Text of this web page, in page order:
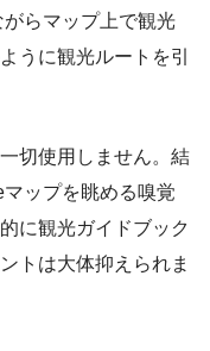
らマップ上で観光
うに観光ルートを引
切使用しません。結
ップを眺める嗅覚
に観光ガイドブック
トは大体抑えられま